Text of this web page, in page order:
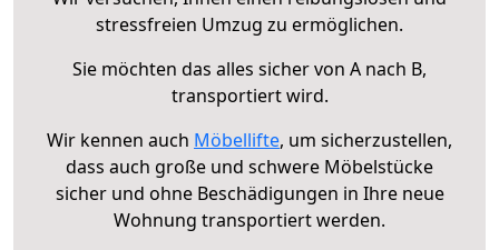
stressfreien Umzug zu ermöglichen.
Sie möchten das alles sicher von A nach B,
transportiert wird.
Wir kennen auch Möbellifte, um sicherzustellen,
dass auch große und schwere Möbelstücke
sicher und ohne Beschädigungen in Ihre neue
Wohnung transportiert werden.